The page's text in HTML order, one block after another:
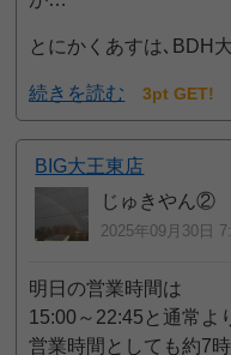
とにかくあすは､BDH
続きを読む 3pt GET!
BIG大王東店
じゅきやん②
2025年09月30日
明日の営業時間は
15:00～22:45と通常よ
営業時間としても約7